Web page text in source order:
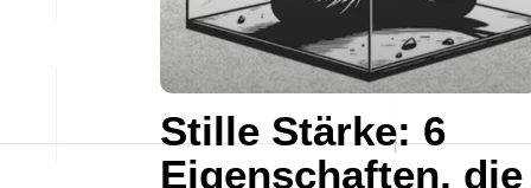
Stille Stärke: 6
Eigenschaften, die